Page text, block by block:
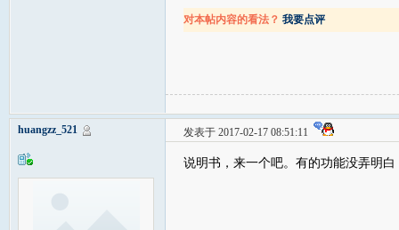
对本帖内容的看法？ 我要点评
huangzz_521 发表于 2017-02-17 08:51:11
说明书，来一个吧。有的功能没弄明白